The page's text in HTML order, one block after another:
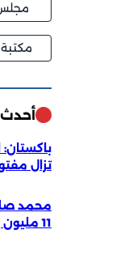
مجلس
مكتبة
أحدث
باكستان:
تزال
محمد
11 مليون إسترليني في 24 ساعة